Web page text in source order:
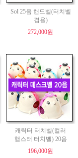
Sol 25음 핸드벨(터치벨
겸용)
272,000원
캐릭터 터치벨(컬러
햄스터 터치벨) 20음
196,000원